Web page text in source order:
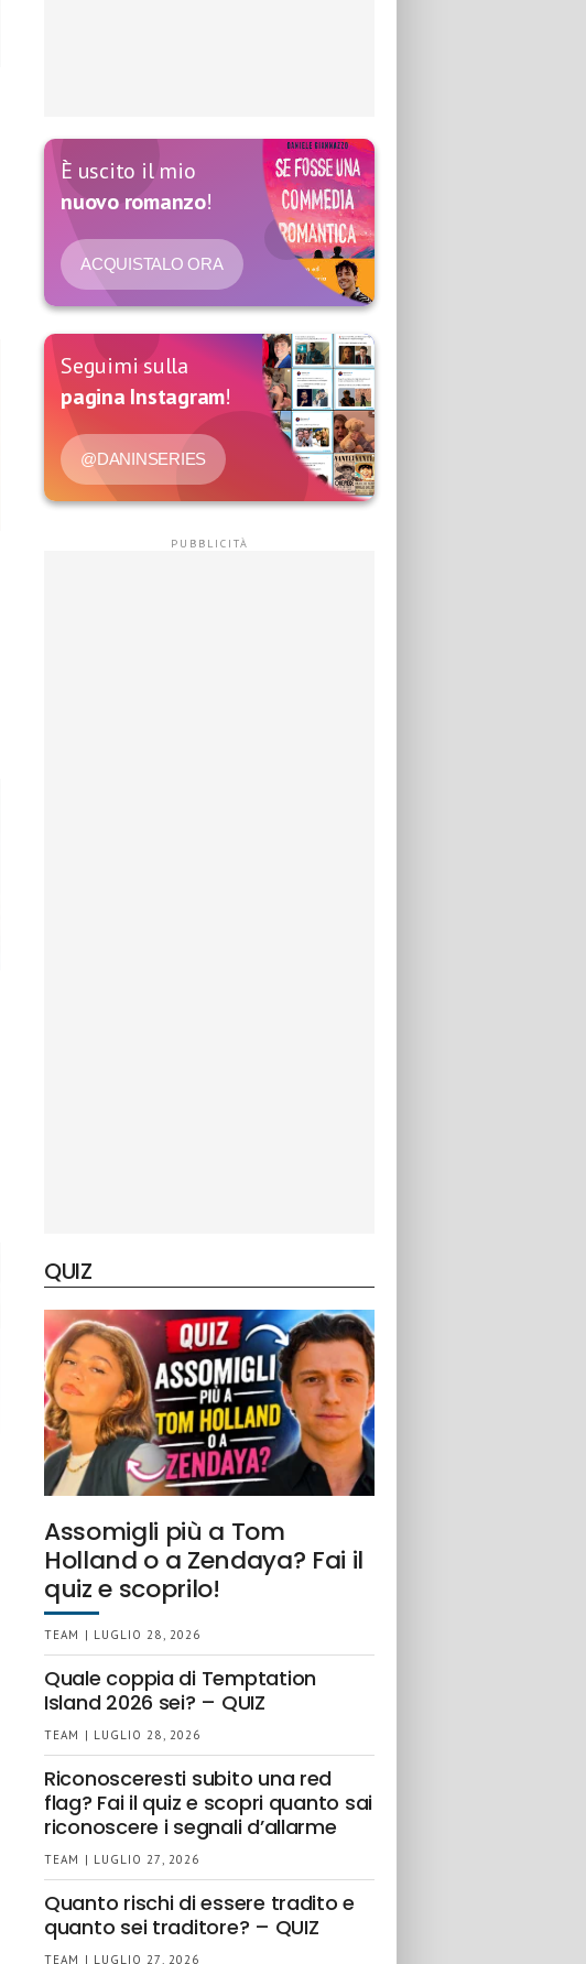
È uscito il mio
nuovo romanzo!
ACQUISTALO ORA
Seguimi sulla
pagina Instagram!
@DANINSERIES
QUIZ
Assomigli più a Tom
Holland o a Zendaya? Fai il
quiz e scoprilo!
TEAM | LUGLIO 28, 2026
Quale coppia di Temptation
Island 2026 sei? – QUIZ
TEAM | LUGLIO 28, 2026
Riconosceresti subito una red
flag? Fai il quiz e scopri quanto sai
riconoscere i segnali d’allarme
TEAM | LUGLIO 27, 2026
Quanto rischi di essere tradito e
quanto sei traditore? – QUIZ
TEAM | LUGLIO 27, 2026